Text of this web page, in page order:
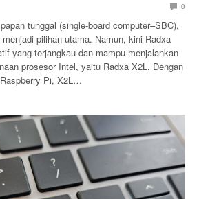
0
tunggal (single-board computer–SBC),
pilihan utama. Namun, kini Radxa
yang terjangkau dan mampu menjalankan
prosesor Intel, yaitu Radxa X2L. Dengan
Pi, X2L…